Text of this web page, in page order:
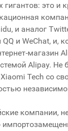
гигантов: это и
и аналог
и WeChat, и,
магазин
Alipay. Не
Tech со
компании,